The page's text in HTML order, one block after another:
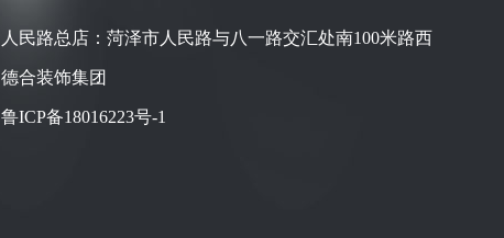
人民路总店：菏泽市人民路与八一路交汇处南100米路西
德合装饰集团
鲁ICP备18016223号-1